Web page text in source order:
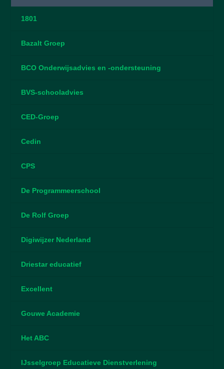
1801
Bazalt Groep
BCO Onderwijsadvies en -ondersteuning
BVS-schooladvies
CED-Groep
Cedin
CPS
De Programmeerschool
De Rolf Groep
Digiwijzer Nederland
Driestar educatief
Excellent
Gouwe Academie
Het ABC
IJsselgroep Educatieve Dienstverlening